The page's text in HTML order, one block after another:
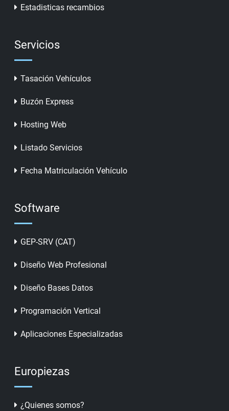
Estadisticas recambios
Servicios
Tasación Vehículos
Buzón Express
Hosting Web
Listado Servicios
Fecha Matriculación Vehículo
Software
GEP-SRV (CAT)
Diseño Web Profesional
Diseño Bases Datos
Programación Vertical
Aplicaciones Especializadas
Europiezas
¿Quienes somos?